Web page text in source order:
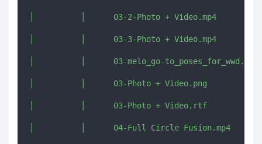
│          │      03-2-Photo + Video.mp4
│          │      03-3-Photo + Video.mp4
│          │      03-melo_go-to_poses_for_wwd.pdf
│          │      03-Photo + Video.png
│          │      03-Photo + Video.rtf
│          │      04-Full Circle Fusion.mp4